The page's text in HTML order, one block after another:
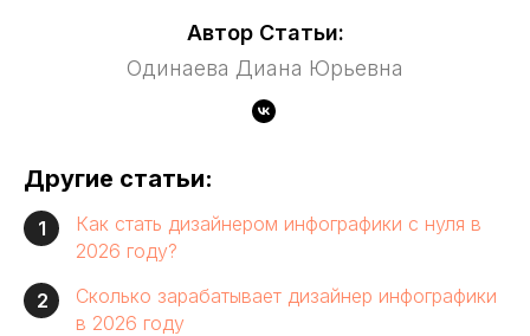
Автор Статьи:
Одинаева Диана Юрьевна
Другие статьи:
1
Как стать дизайнером инфографики с нуля в
2026 году?
2
Сколько зарабатывает дизайнер инфографики
в 2026 году